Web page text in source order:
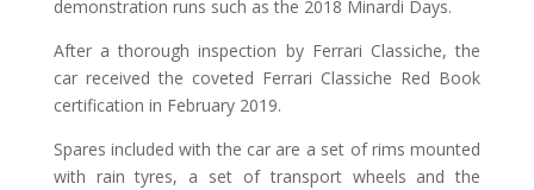
demonstration runs such as the 2018 Minardi Days.
After a thorough inspection by Ferrari Classiche, the
car received the coveted Ferrari Classiche Red Book
certification in February 2019.
Spares included with the car are a set of rims mounted
with rain tyres, a set of transport wheels and the